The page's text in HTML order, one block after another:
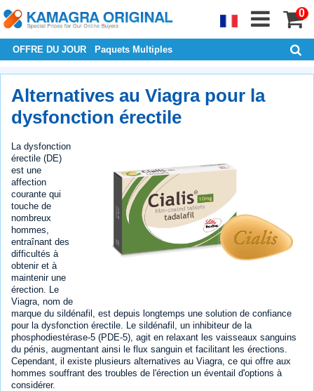
0
OFFRE DU JOUR Paquets Multiples
Alternatives au Viagra pour la
dysfonction érectile
La dysfonction
érectile (DE)
est une
affection
courante qui
touche de
nombreux
hommes,
entraînant des
difficultés à
obtenir et à
maintenir une
érection. Le
Viagra, nom de
marque du sildénafil, est depuis longtemps une solution de confiance
pour la dysfonction érectile. Le sildénafil, un inhibiteur de la
phosphodiestérase-5 (PDE-5), agit en relaxant les vaisseaux sanguins
du pénis, augmentant ainsi le flux sanguin et facilitant les érections.
Cependant, il existe plusieurs alternatives au Viagra, ce qui offre aux
hommes souffrant des troubles de l'érection un éventail d'options à
considérer.